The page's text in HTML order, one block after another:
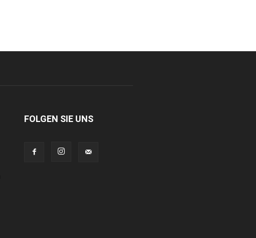
FOLGEN SIE UNS